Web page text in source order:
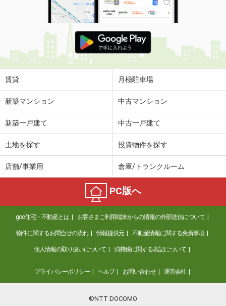
賃貸 月極駐車場
新築マンション 中古マンション
新築一戸建て 中古一戸建て
土地を探す 投資物件を探す
店舗/事業用 倉庫/トランクルーム
PC版へ
goo住宅・不動産とは お客さまご利用端末からの情報の外部送信について
物件に関するお問合せの流れ 情報提供元 不動産情報に関する免責事項
個人情報の取り扱いについて 消費税に関する表記について
プライバシーポリシー ヘルプ お問い合わせ 運営会社
©NTT DOCOMO